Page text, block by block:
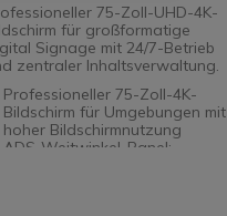
75-Zoll-UHD-4K-
für großformatige
Signage mit 24/7-Betrieb
zentraler Inhaltsverwaltung.
Professioneller 75-Zoll-4K-
Bildschirm für Umgebungen mit
hoher Bildschirmnutzung
ADS-Weitwinkel-Panel: